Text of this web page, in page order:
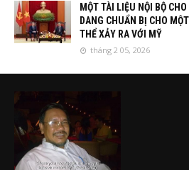
MỘT TÀI LIỆU NỘI BỘ
DANG CHUẨN BỊ CHO
THỂ XẢY RA VỚI MỸ
tháng 2 05, 2026